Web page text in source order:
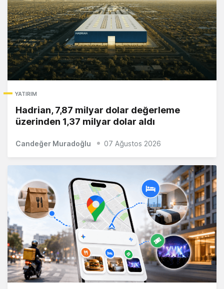
YATIRIM
Hadrian, 7,87 milyar dolar değerleme
üzerinden 1,37 milyar dolar aldı
Candeğer Muradoğlu 07 Ağustos 2026